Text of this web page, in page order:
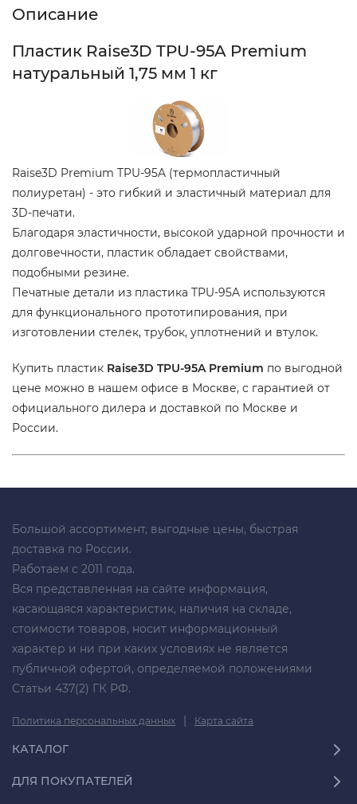
Описание
Пластик Raise3D TPU-95A Premium
натуральный 1,75 мм 1 кг
Raise3D Premium TPU-95A (термопластичный
полиуретан) - это гибкий и эластичный материал для
3D-печати.
Благодаря эластичности, высокой ударной прочности и
долговечности, пластик обладает свойствами,
подобными резине.
Печатные детали из пластика TPU-95A используются
для функционального прототипирования, при
изготовлении стелек, трубок, уплотнений и втулок.
Купить пластик Raise3D TPU-95A Premium по выгодной
цене можно в нашем офисе в Москве, с гарантией от
официального дилера и доставкой по Москве и
России.
Большой ассортимент, выгодные цены, быстрая
доставка по России.
Работаем с 2011 года.
Вся представленная на сайте информация,
касающаяся характеристик, наличия на складе,
стоимости товаров, носит информационный
характер и ни при каких условиях не является
публичной офертой, определяемой положениями
Статьи 437(2) ГК РФ.
Политика персональных данных | Карта сайта
КАТАЛОГ
ДЛЯ ПОКУПАТЕЛЕЙ